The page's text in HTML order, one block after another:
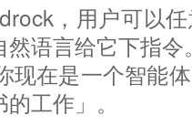
，用户可以
语言给它下指令
现在是一个智能
工作」。